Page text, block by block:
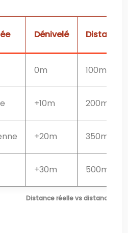
Distance réelle vs distance
Dénivelé Distance
0m 100m
+10m 200m
+20m 350m
+30m 500m